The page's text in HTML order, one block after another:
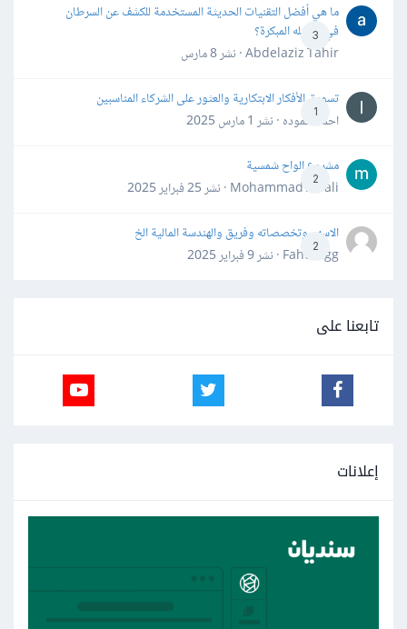
3
ما هي أفضل التقنيات الحديثة المستخدمة للكشف عن السرطان
في مراحله المبكرة؟
Abdelaziz Tahir · نشر
8 مارس
1
تسويق الأفكار الابتكارية والعثور على الشركاء المناسبين
احمد حموده · نشر 1 مارس 2025
2
مشروع الواح شمسية
Mohammad Awali · نشر
25 فبراير 2025
2
الاسهم وتخصصاته وفريق والهندسة المالية الخ
Fahd Ggg · نشر
9 فبراير 2025
تابعنا على
إعلانات